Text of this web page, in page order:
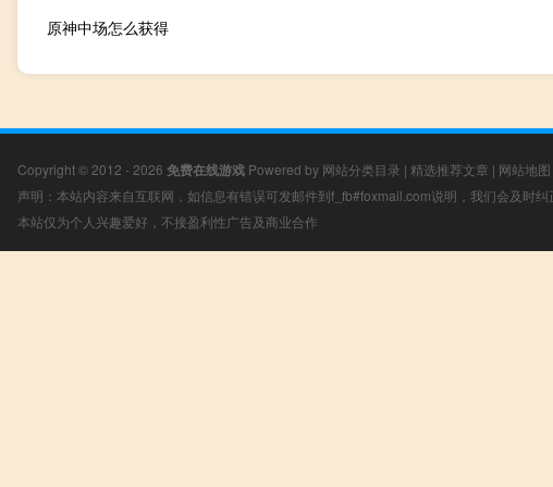
原神中场怎么获得
Copyright © 2012 - 2026 免费在线游戏 Powered by 网站分类目录 | 精选推荐文章 | 网站地图
声明：本站内容来自互联网，如信息有错误可发邮件到f_fb#foxmail.com说明，我们会及时纠
本站仅为个人兴趣爱好，不接盈利性广告及商业合作